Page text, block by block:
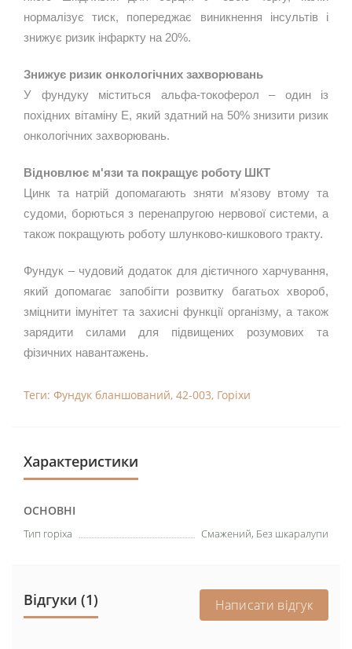
нормалізує тиск, попереджає виникнення інсультів і
знижує ризик інфаркту на 20%.
Знижує ризик онкологічних захворювань
У фундуку міститься альфа-токоферол – один із
похідних вітаміну Е, який здатний на 50% знизити ризик
онкологічних захворювань.
Відновлює м'язи та покращує роботу ШКТ
Цинк та натрій допомагають зняти м'язову втому та
судоми, борються з перенапругою нервової системи, а
також покращують роботу шлунково-кишкового тракту.
Фундук – чудовий додаток для дієтичного харчування,
який допомагає запобігти розвитку багатьох хвороб,
зміцнити імунітет та захисні функції організму, а також
зарядити силами для підвищених розумових та
фізичних навантажень.
Теги: Фундук бланшований, 42-003, Горіхи
Характеристики
ОСНОВНІ
Тип горіха Смажений, Без шкаралупи
Відгуки (1) Написати відгук